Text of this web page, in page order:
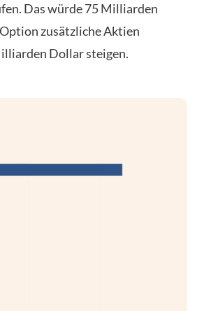
Das würde 75 Milliarden
zusätzliche Aktien
Dollar steigen.